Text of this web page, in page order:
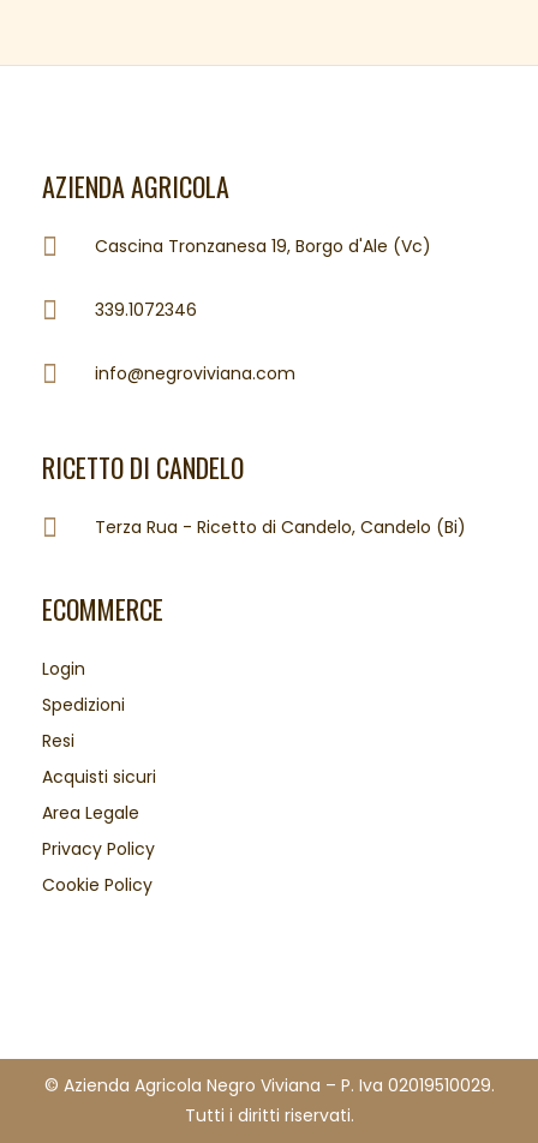
AZIENDA AGRICOLA
Cascina Tronzanesa 19, Borgo d'Ale (Vc)
339.1072346
info@negroviviana.com
RICETTO DI CANDELO
Terza Rua - Ricetto di Candelo, Candelo (Bi)
ECOMMERCE
Login
Spedizioni
Resi
Acquisti sicuri
Area Legale
Privacy Policy
Cookie Policy
© Azienda Agricola Negro Viviana – P. Iva 02019510029.
Tutti i diritti riservati.